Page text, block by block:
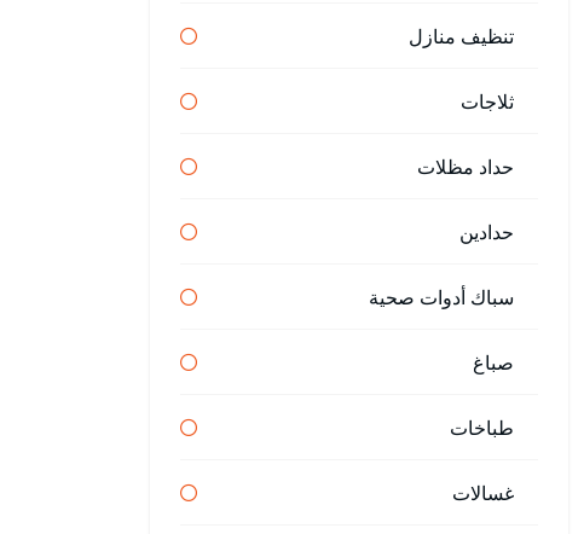
تنظيف منازل
ثلاجات
حداد مظلات
حدادين
سباك أدوات صحية
صباغ
طباخات
غسالات